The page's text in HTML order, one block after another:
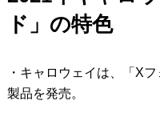
ド」の特色
・キャロウェイは、「X
製品を発売。
WEDGES ウェッジ
OTHER その他